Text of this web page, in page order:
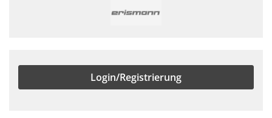
Login/Registrierung